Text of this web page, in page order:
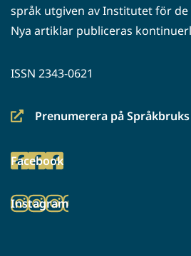
språk utgiven av Institutet för de
Nya artiklar publiceras
ISSN 2343-0621
Prenumerera på
(siirryt
palveluun)
Facebook
(siirryt
palveluun)
Instagram
(siirryt